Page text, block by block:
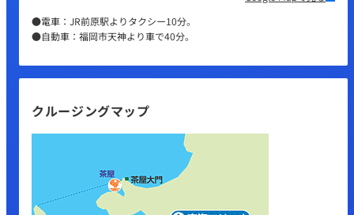
●電車：JR前原駅よりタクシー10分。
●自動車：福岡市天神より車で40分。
クルージングマップ